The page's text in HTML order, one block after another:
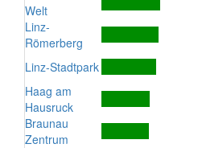
Welt
Linz-
Römerberg
Linz-Stadtpark
Haag am
Hausruck
Braunau
Zentrum